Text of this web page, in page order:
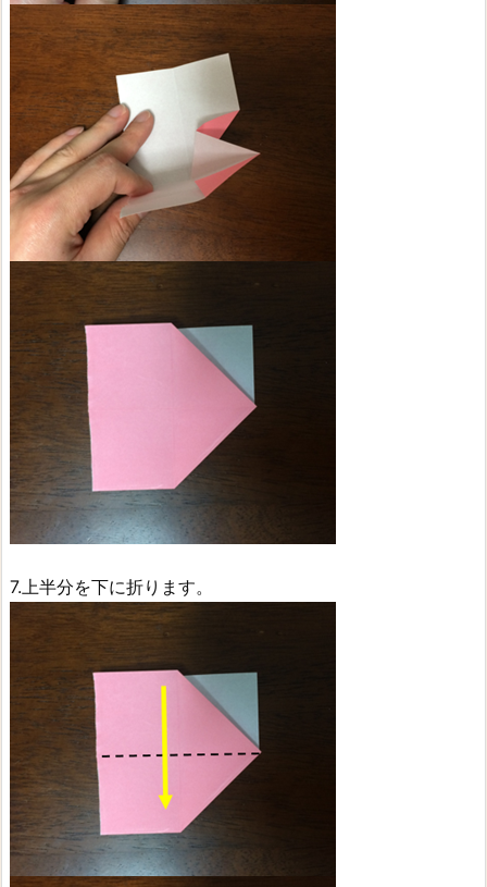
7.上半分を下に折ります。